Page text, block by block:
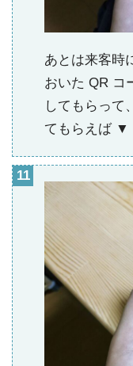
あとは来客時
おいた QR コ
してもらって
てもらえば ▼